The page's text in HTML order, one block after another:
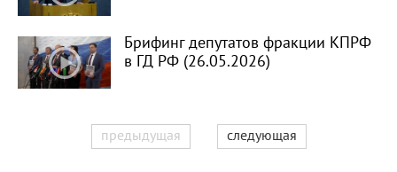
Брифинг депутатов фракции КПРФ
в ГД РФ (26.05.2026)
предыдущая следующая